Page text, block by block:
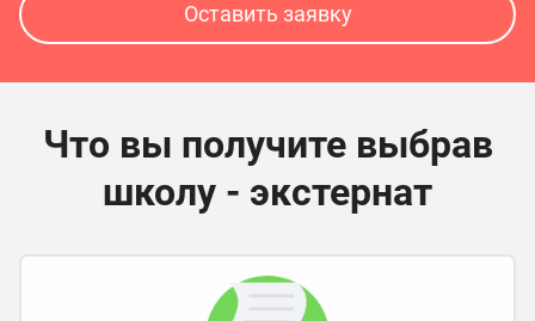
Оставить заявку
Что вы получите выбрав
школу - экстернат